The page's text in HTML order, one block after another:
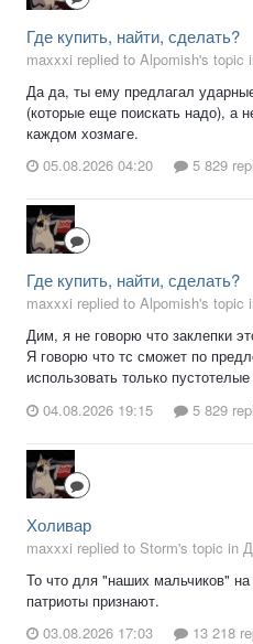
Где купить, найти, сделать?
maxxxi replied to Alpomish's topic
Да да, ты ему предлагал
(которые еще поискать надо), а
каждом хозмаге.
05.08.2026 04:20
5 829
Где купить, найти, сделать?
maxxxi replied to Alpomish's topic
Дим, я не говорю что заклепки
Я говорю что тс сможет по
использовать только
04.08.2026 19:15
5 829
Холивар
maxxxi replied to Storm's topic in
То что для "наших мальчиков"
патриоты признают.
03.08.2026 17:03
13 218